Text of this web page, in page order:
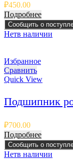
₽450.00
Подробнее
Сообщить о
Нетв наличии
Избранное
Сравнить
Quick View
Подшипник
₽700.00
Подробнее
Сообщить о
Нетв наличии